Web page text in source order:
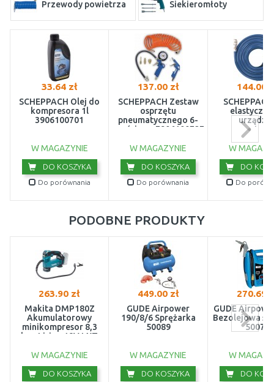
Przewody powietrza Siekieromłoty
Zestawy narzędzi
pneumatycznych
Złączki mosiężne
33.64 zł
SCHEPPACH Olej do
kompresora 1l
3906100701
W MAGAZYNIE
DO KOSZYKA
Do porównania
137.00 zł
SCHEPPACH Zestaw
osprzętu
pneumatycznego 6-
częściowy 7906100727
W MAGAZYNIE
DO KOSZYKA
Do porównania
144.00
elastyczny
W
DO
Do
PODOBNE PRODUKTY
263.90 zł
Makita DMP180Z
Akumulatorowy
minikompresor 8,3
bar, Li-ion 18V LXT
W MAGAZYNIE
DO KOSZYKA
449.00 zł
GÜDE Airpower
190/8/6 Sprężarka
50089
W MAGAZYNIE
DO KOSZYKA
270.69
GÜDE
Bezolejowa
50077
W
DO